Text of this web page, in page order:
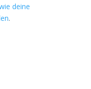
deine
.